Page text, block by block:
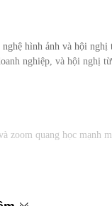
hình ảnh và hội
nghiệp, và hội nghị
quang học mạnh